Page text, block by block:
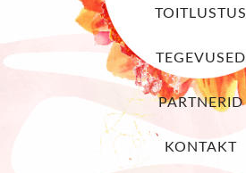
TOITLUSTUS
TEGEVUSED
PARTNERID
KONTAKT